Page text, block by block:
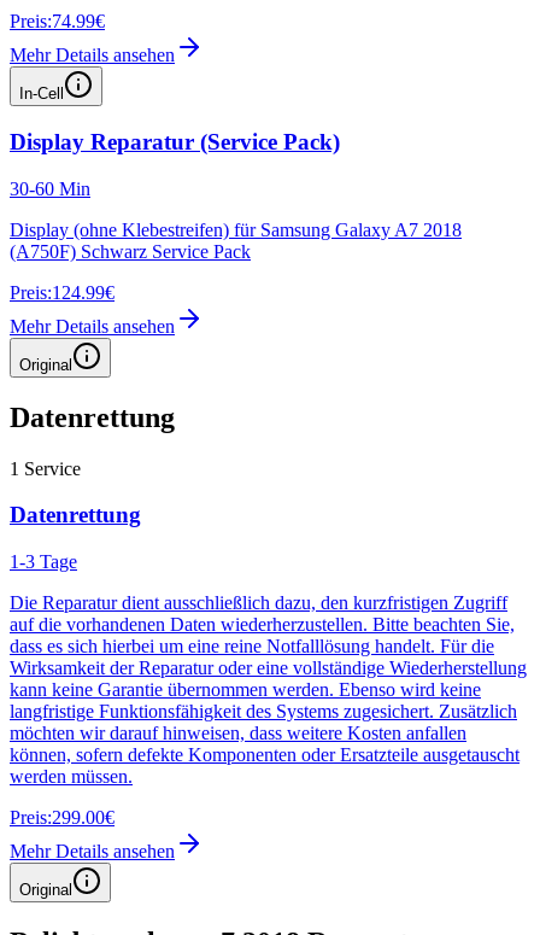
Preis:74.99€
Mehr Details ansehen
In-Cell
Display Reparatur (Service Pack)
30-60 Min
Display (ohne Klebestreifen) für Samsung Galaxy A7 2018
(A750F) Schwarz Service Pack
Preis:124.99€
Mehr Details ansehen
Original
Datenrettung
1 Service
Datenrettung
1-3 Tage
Die Reparatur dient ausschließlich dazu, den kurzfristigen Zugriff
auf die vorhandenen Daten wiederherzustellen. Bitte beachten Sie,
dass es sich hierbei um eine reine Notfalllösung handelt. Für die
Wirksamkeit der Reparatur oder eine vollständige Wiederherstellung
kann keine Garantie übernommen werden. Ebenso wird keine
langfristige Funktionsfähigkeit des Systems zugesichert. Zusätzlich
möchten wir darauf hinweisen, dass weitere Kosten anfallen
können, sofern defekte Komponenten oder Ersatzteile ausgetauscht
werden müssen.
Preis:299.00€
Mehr Details ansehen
Original